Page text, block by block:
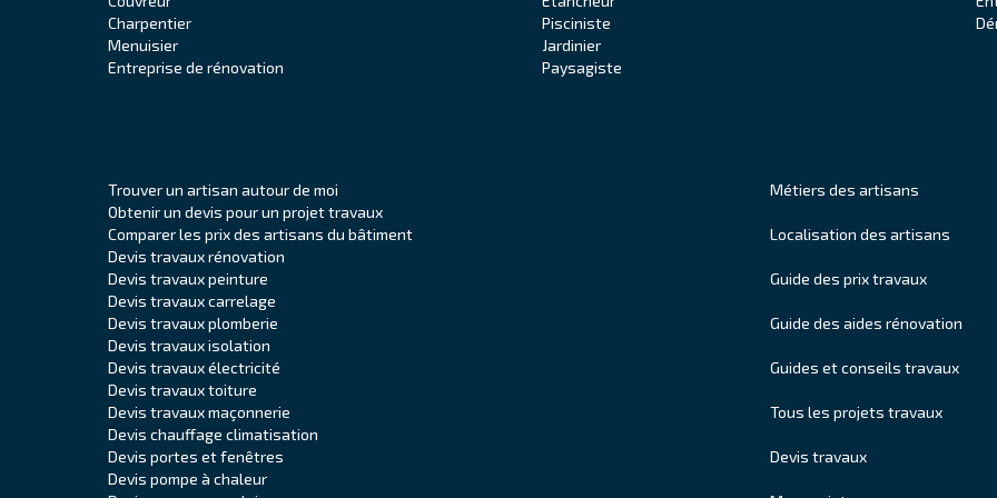
Charpentier
Menuisier
Entreprise de rénovation
Pisciniste
Jardinier
Paysagiste
Trouver un artisan autour de moi
Obtenir un devis pour un projet travaux
Comparer les prix des artisans du bâtiment
Devis travaux rénovation
Devis travaux peinture
Devis travaux carrelage
Devis travaux plomberie
Devis travaux isolation
Devis travaux électricité
Devis travaux toiture
Devis travaux maçonnerie
Devis chauffage climatisation
Devis portes et fenêtres
Devis pompe à chaleur
Métiers des artisans
Localisation des artisans
Guide des prix travaux
Guide des aides rénovation
Guides et conseils travaux
Tous les projets travaux
Devis travaux